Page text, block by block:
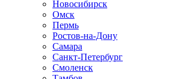
Новосибирск
Омск
Пермь
Ростов-на-Дону
Самара
Санкт-Петербург
Смоленск